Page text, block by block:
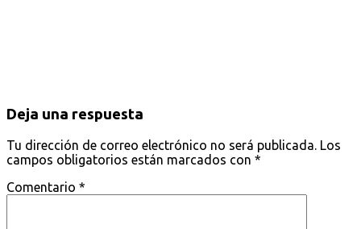
Deja una respuesta
Tu dirección de correo electrónico no será publicada. Los
campos obligatorios están marcados con *
Comentario *